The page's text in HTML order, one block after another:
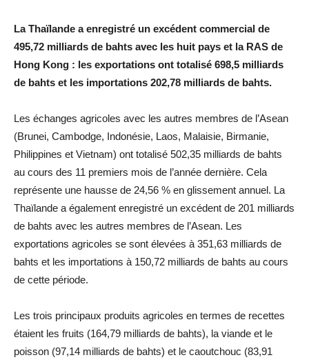
La Thaïlande a enregistré un excédent commercial de
495,72 milliards de bahts avec les huit pays et la RAS de
Hong Kong : les exportations ont totalisé 698,5 milliards
de bahts et les importations 202,78 milliards de bahts.
Les échanges agricoles avec les autres membres de l’Asean
(Brunei, Cambodge, Indonésie, Laos, Malaisie, Birmanie,
Philippines et Vietnam) ont totalisé 502,35 milliards de bahts
au cours des 11 premiers mois de l’année dernière. Cela
représente une hausse de 24,56 % en glissement annuel. La
Thaïlande a également enregistré un excédent de 201 milliards
de bahts avec les autres membres de l’Asean. Les
exportations agricoles se sont élevées à 351,63 milliards de
bahts et les importations à 150,72 milliards de bahts au cours
de cette période.
Les trois principaux produits agricoles en termes de recettes
étaient les fruits (164,79 milliards de bahts), la viande et le
poisson (97,14 milliards de bahts) et le caoutchouc (83,91